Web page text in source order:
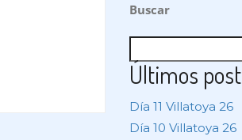
Buscar
Últimos post
Día 11 Villatoya 26
Día 10 Villatoya 26